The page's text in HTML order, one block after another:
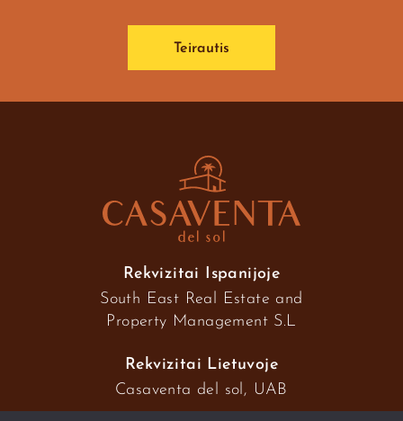
Teirautis
Rekvizitai Ispanijoje
South East Real Estate and
Property Management S.L
Rekvizitai Lietuvoje
Casaventa del sol, UAB